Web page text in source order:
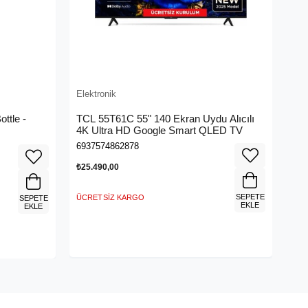
-
SEPETE
EKLE
Elektronik
TCL 55T61C 55" 140 Ekran Uydu Alıcılı
4K Ultra HD Google Smart QLED TV
6937574862878
₺25.490,00
ÜCRETSIZ KARGO
SEPETE
EKLE